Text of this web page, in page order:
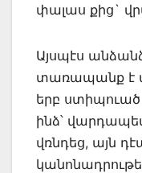
փալաս քից`
Այսպէս
տառապանք է
երբ
ինձ՝
վռնդեց, այն